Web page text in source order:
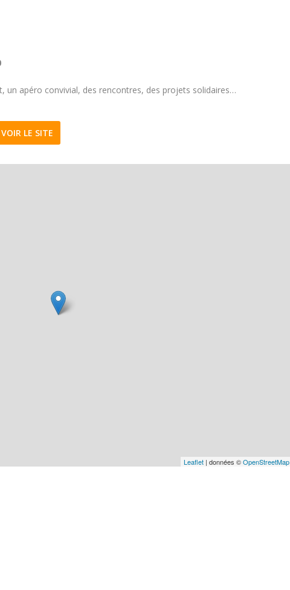
un apéro convivial, des rencontres, des projets solidaires…
VOIR LE SITE
Leaflet | données ©OpenStreetMap